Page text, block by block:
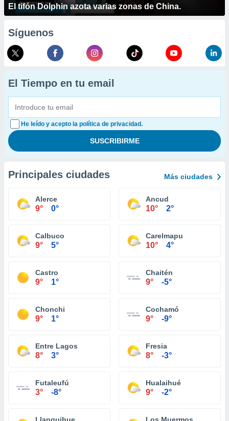
El tifón Dolphin azota varias zonas de China.
Síguenos
El Tiempo en tu email
He leído y acepto la política de privacidad.
Principales ciudades Más ciudades
Alerce
9° 0°
Ancud
10° 2°
Calbuco
9° 5°
Carelmapu
10° 4°
Castro
9° 1°
Chaitén
9° -5°
Chonchi
9° 1°
Cochamó
9° -9°
Entre Lagos
8° 3°
Fresia
8° -3°
Futaleufú
3° -8°
Hualaihué
9° -2°